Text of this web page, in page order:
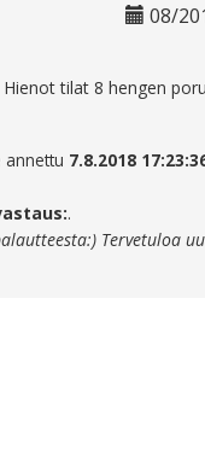
08/
Hienot tilat 8 hengen
annettu 7.8.2018
.
Tervetuloa